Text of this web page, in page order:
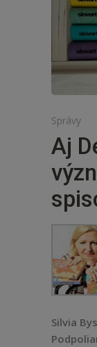
Správy
Aj
Silvia